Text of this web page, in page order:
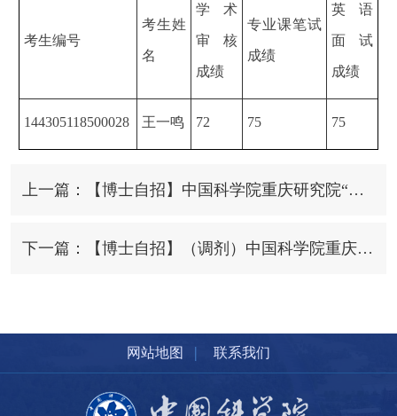
考生编号
考生姓
名
学术
审核
成绩
专业课笔试
成绩
英语
面试
成绩
144305118500028 王一鸣 72 75 75
上一篇：【博士自招】中国科学院重庆研究院“环境科学与工程”专业2025年博士研究生招生调剂考生成绩公示
下一篇：【博士自招】（调剂）中国科学院重庆研究院2025年博士研究生招生调剂复试人员名单公示
网站地图 | 联系我们